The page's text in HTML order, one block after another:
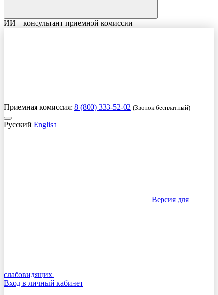
ИИ – консультант приемной комиссии
Приемная комиссия: 8 (800) 333-52-02 (Звонок бесплатный)
Русский English
Версия для
слабовидящих
Вход в личный кабинет